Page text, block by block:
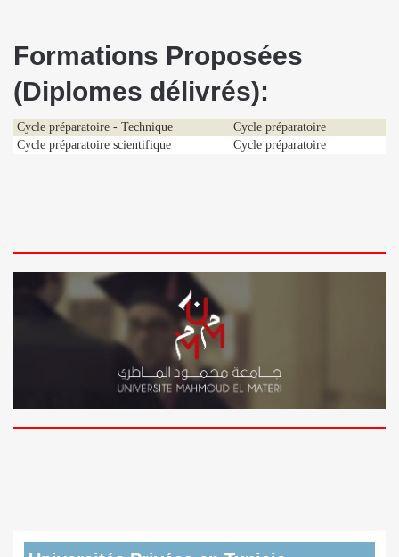
Formations Proposées
(Diplomes délivrés):
Cycle préparatoire - Technique
Cycle préparatoire
Cycle préparatoire scientifique
Cycle préparatoire